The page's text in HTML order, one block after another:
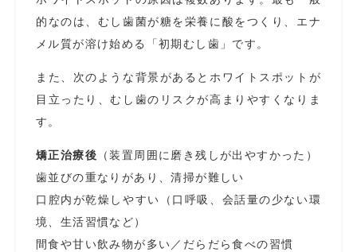
的なのは、むし歯菌が糖を栄養に酸をつくり、エナ
メル質が溶け始める「初期むし歯」です。
また、次のような背景があるとホワイトスポットが
目立ったり、むし歯のリスクが高まりやすくなりま
す。
矯正治療後 （装置周囲に磨き残しが出やすかった）
歯並びの重なりがあり、清掃が難しい
口腔内が乾燥しやすい（口呼吸、会話量の少ない環
境、生活習慣など）
間食や甘い飲み物が多い／だらだら食べの習慣